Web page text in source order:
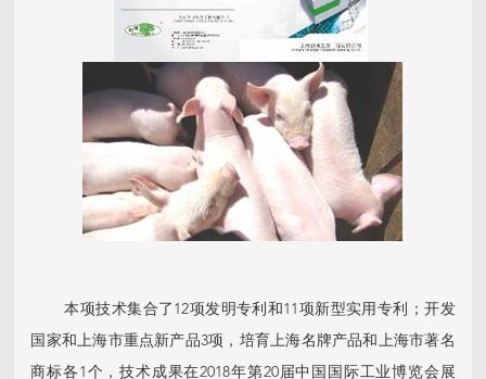
本项技术集合了12项发明专利和11项新型实用专利；开发
国家和上海市重点新产品3项，培育上海名牌产品和上海市著名
商标各1个，技术成果在2018年第20届中国国际工业博览会展